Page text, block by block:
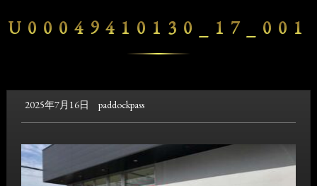
U00049410130_17_001
2025年7月16日 paddockpass